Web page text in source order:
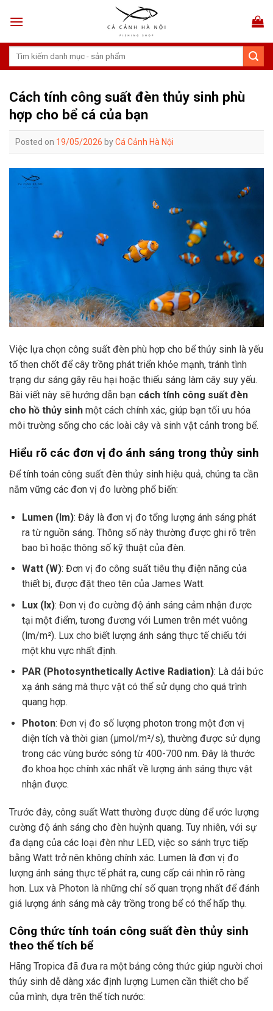
Tìm
Cách tính công suất đèn thủy sinh phù
hợp cho bể cá của bạn
Posted on 19/05/2026 byCá Cảnh Hà Nội
Việc lựa chọn công suất đèn phù hợp cho bể thủy sinh là yếu
tố then chốt để cây trồng phát triển khỏe mạnh, tránh tình
trạng dư sáng gây rêu hại hoặc thiếu sáng làm cây suy yếu.
Bài viết này sẽ hướng dẫn bạn cách tính công suất đèn
cho hồ thủy sinh một cách chính xác, giúp bạn tối ưu hóa
môi trường sống cho các loài cây và sinh vật cảnh trong bể.
Hiểu rõ các đơn vị đo ánh sáng trong thủy sinh
Để tính toán công suất đèn thủy sinh hiệu quả, chúng ta cần
nắm vững các đơn vị đo lường phổ biến:
Lumen (lm): Đây là đơn vị đo tổng lượng ánh sáng phát
ra từ nguồn sáng. Thông số này thường được ghi rõ trên
bao bì hoặc thông số kỹ thuật của đèn.
Watt (W): Đơn vị đo công suất tiêu thụ điện năng của
thiết bị, được đặt theo tên của James Watt.
Lux (lx): Đơn vị đo cường độ ánh sáng cảm nhận được
tại một điểm, tương đương với Lumen trên mét vuông
(lm/m²). Lux cho biết lượng ánh sáng thực tế chiếu tới
một khu vực nhất định.
PAR (Photosynthetically Active Radiation): Là dải bức
xạ ánh sáng mà thực vật có thể sử dụng cho quá trình
quang hợp.
Photon: Đơn vị đo số lượng photon trong một đơn vị
diện tích và thời gian (µmol/m²/s), thường được sử dụng
trong các vùng bước sóng từ 400-700 nm. Đây là thước
đo khoa học chính xác nhất về lượng ánh sáng thực vật
nhận được.
Trước đây, công suất Watt thường được dùng để ước lượng
cường độ ánh sáng cho đèn huỳnh quang. Tuy nhiên, với sự
đa dạng của các loại đèn như LED, việc so sánh trực tiếp
bằng Watt trở nên không chính xác. Lumen là đơn vị đo
lượng ánh sáng thực tế phát ra, cung cấp cái nhìn rõ ràng
hơn. Lux và Photon là những chỉ số quan trọng nhất để đánh
giá lượng ánh sáng mà cây trồng trong bể có thể hấp thụ.
Công thức tính toán công suất đèn thủy sinh
theo thể tích bể
Hãng Tropica đã đưa ra một bảng công thức giúp người chơi
thủy sinh dễ dàng xác định lượng Lumen cần thiết cho bể
của mình, dựa trên thể tích nước: